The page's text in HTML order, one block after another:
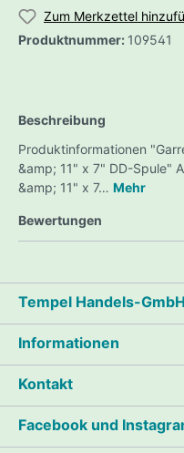
Zum Merkzettel
Produktnummer: 109541
Beschreibung
Produktinformationen
&amp; 11" x 7" DD-Spule"
&amp; 11" x 7… Mehr
Bewertungen
Tempel Handels-GmbH
Informationen
Kontakt
Facebook und